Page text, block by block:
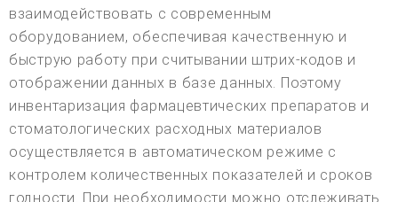
взаимодействовать с современным
оборудованием, обеспечивая качественную и
быструю работу при считывании штрих-кодов и
отображении данных в базе данных. Поэтому
инвентаризация фармацевтических препаратов и
стоматологических расходных материалов
осуществляется в автоматическом режиме с
контролем количественных показателей и сроков
годности. При необходимости можно отслеживать